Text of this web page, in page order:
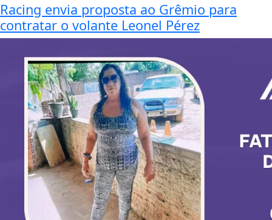
Racing envia proposta ao Grêmio para
contratar o volante Leonel Pérez